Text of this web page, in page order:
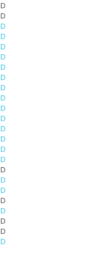
D
D
D
D
D
D
D
D
D
D
D
D
D
D
D
D
D
D
D
D
D
D
D
D